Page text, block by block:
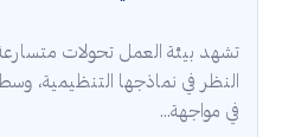
تشهد بيئة العمل تحولات
النظر في نماذجها التنظيمية، وسط
في مواجهة...